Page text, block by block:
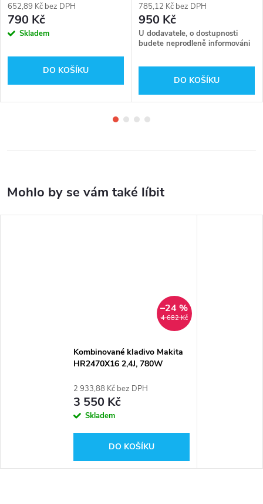
652,89 Kč bez DPH
790 Kč
Skladem
DO KOŠÍKU
785,12 Kč bez DPH
950 Kč
U dodavatele, o dostupnosti
budete neprodleně informováni
DO KOŠÍKU
4 682 Kč
–24 %
Kombinované kladivo Makita
HR2470X16 2,4J, 780W
2 933,88 Kč bez DPH
3 550 Kč
Skladem
DO KOŠÍKU